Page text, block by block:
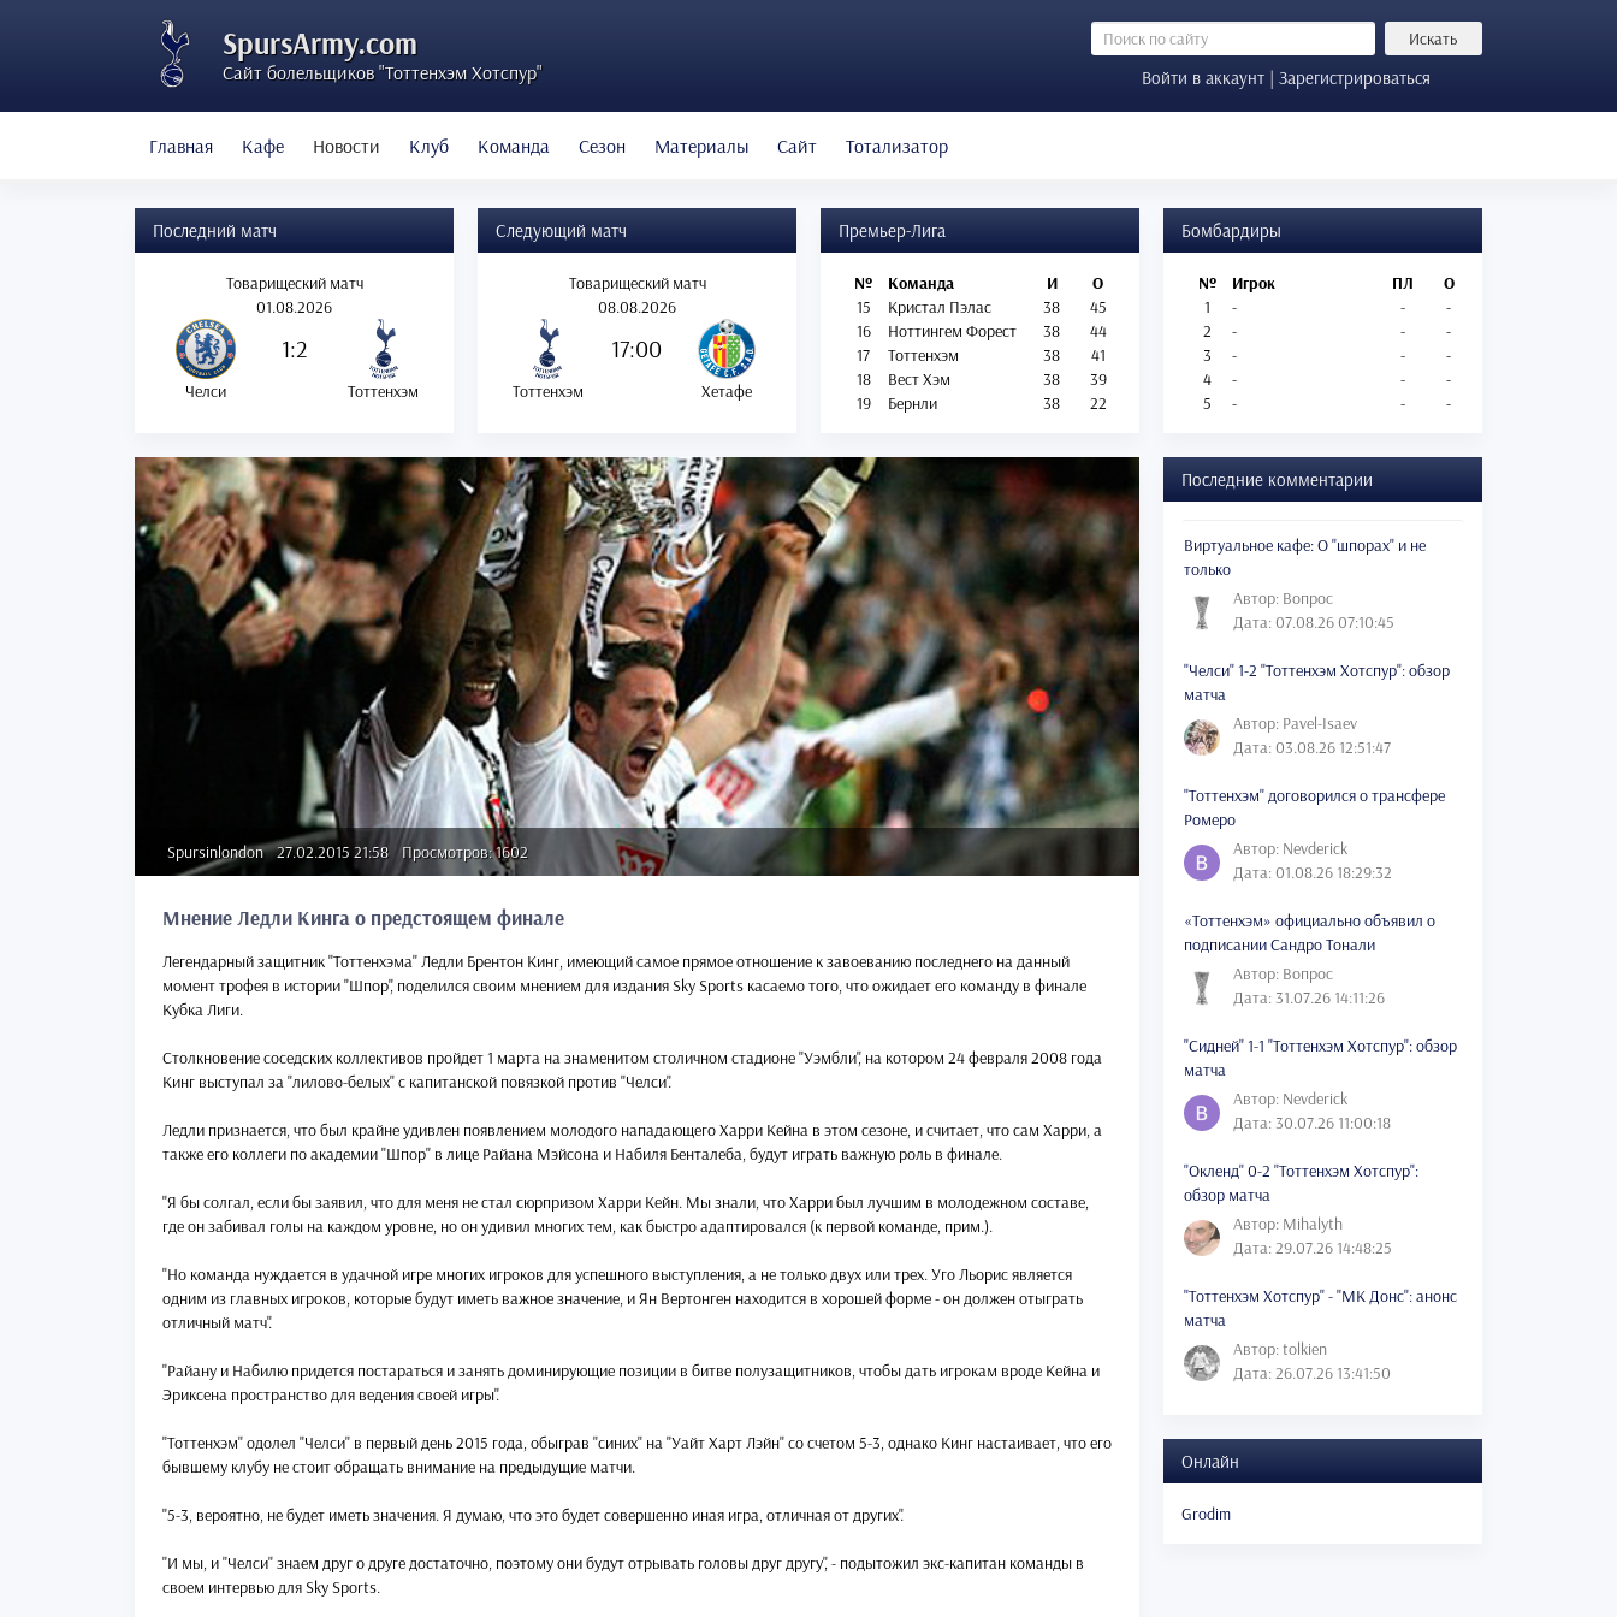
SpursArmy.com
Сайт болельщиков "Тоттенхэм Хотспур"
Искать
Войти в аккаунт | Зарегистрироваться
Главная Кафе Новости Клуб Команда Сезон Материалы Сайт Тотализатор
Последний матч
Товарищеский матч
01.08.2026
1:2
Челси Тоттенхэм
Следующий матч
Товарищеский матч
08.08.2026
17:00
Тоттенхэм Хетафе
Премьер-Лига
№ Команда И
О
15
Кристал Пэлас 38
45
16
Ноттингем Форест 38
44
17
Тоттенхэм 38
41
18
Вест Хэм 38
39
19
Бернли 38 22
Бомбардиры
№ Игрок ПЛ
О
1
- -
-
2
- -
-
3
- -
-
4
- -
-
5
- - -
Spursinlondon 27.02.2015 21:58 Просмотров: 1602
Мнение Ледли Кинга о предстоящем финале
Легендарный защитник "Тоттенхэма" Ледли Брентон Кинг, имеющий самое прямое отношение к завоеванию последнего на данный
момент трофея в истории "Шпор", поделился своим мнением для издания Sky Sports касаемо того, что ожидает его команду в финале
Кубка Лиги.
Столкновение соседских коллективов пройдет 1 марта на знаменитом столичном стадионе "Уэмбли", на котором 24 февраля 2008 года
Кинг выступал за "лилово-белых" с капитанской повязкой против "Челси".
Ледли признается, что был крайне удивлен появлением молодого нападающего Харри Кейна в этом сезоне, и считает, что сам Харри, а
также его коллеги по академии "Шпор" в лице Райана Мэйсона и Набиля Бенталеба, будут играть важную роль в финале.
"Я бы солгал, если бы заявил, что для меня не стал сюрпризом Харри Кейн. Мы знали, что Харри был лучшим в молодежном составе,
где он забивал голы на каждом уровне, но он удивил многих тем, как быстро адаптировался (к первой команде, прим.).
"Но команда нуждается в удачной игре многих игроков для успешного выступления, а не только двух или трех. Уго Льорис является
одним из главных игроков, которые будут иметь важное значение, и Ян Вертонген находится в хорошей форме - он должен отыграть
отличный матч".
"Райану и Набилю придется постараться и занять доминирующие позиции в битве полузащитников, чтобы дать игрокам вроде Кейна и
Эриксена пространство для ведения своей игры".
"Тоттенхэм" одолел "Челси" в первый день 2015 года, обыграв "синих" на "Уайт Харт Лэйн" со счетом 5-3, однако Кинг настаивает, что его
бывшему клубу не стоит обращать внимание на предыдущие матчи.
"5-3, вероятно, не будет иметь значения. Я думаю, что это будет совершенно иная игра, отличная от других".
"И мы, и "Челси" знаем друг о друге достаточно, поэтому они будут отрывать головы друг другу", - подытожил экс-капитан команды в
своем интервью для Sky Sports.
Последние комментарии
Виртуальное кафе: О "шпорах" и не
только
Автор: Вопрос
Дата: 07.08.26 07:10:45
"Челси" 1-2 "Тоттенхэм Хотспур": обзор
матча
Автор: Pavel-Isaev
Дата: 03.08.26 12:51:47
"Тоттенхэм" договорился о трансфере
Ромеро
Автор: Nevderick
Дата: 01.08.26 18:29:32
«Тоттенхэм» официально объявил о
подписании Сандро Тонали
Автор: Вопрос
Дата: 31.07.26 14:11:26
"Сидней" 1-1 "Тоттенхэм Хотспур": обзор
матча
Автор: Nevderick
Дата: 30.07.26 11:00:18
"Окленд" 0-2 "Тоттенхэм Хотспур":
обзор матча
Автор: Mihalyth
Дата: 29.07.26 14:48:25
"Тоттенхэм Хотспур" - "МК Донс": анонс
матча
Автор: tolkien
Дата: 26.07.26 13:41:50
Онлайн
Grodim